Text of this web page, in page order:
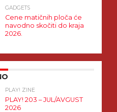
GADGETS
Cene matičnih ploča će
navodno skočiti do kraja
2026.
PLAY! ZINE
PLAY! 203 – JUL/AVGUST
2026